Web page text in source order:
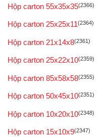
Hộp carton 55x35x35(2366)
Hộp carton 25x25x11(2364)
Hộp carton 21x14x8(2361)
Hộp carton 25x22x10(2359)
Hộp carton 85x58x58(2355)
Hộp carton 50x45x10(2351)
Hộp carton 10x20x10(2348)
Hộp carton 15x10x9(2347)